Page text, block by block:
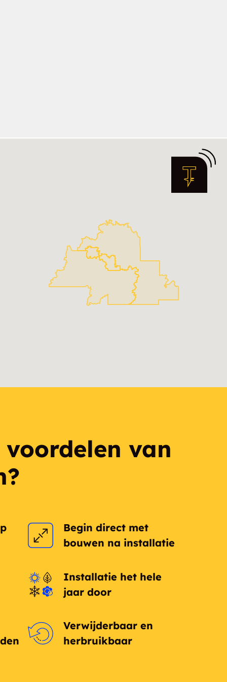
van
Begin direct met
bouwen na installatie
Installatie het hele
jaar door
Verwijderbaar en
herbruikbaar